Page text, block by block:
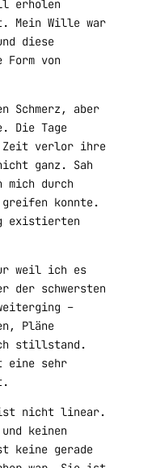
erholen
Mein Wille war
diese
von
Schmerz, aber
Die Tage
Zeit verlor ihre
ganz. Sah
durch
greifen konnte.
existierten
weil ich es
schwersten
–
Pläne
stillstand.
eine sehr
nicht linear.
keinen
keine gerade